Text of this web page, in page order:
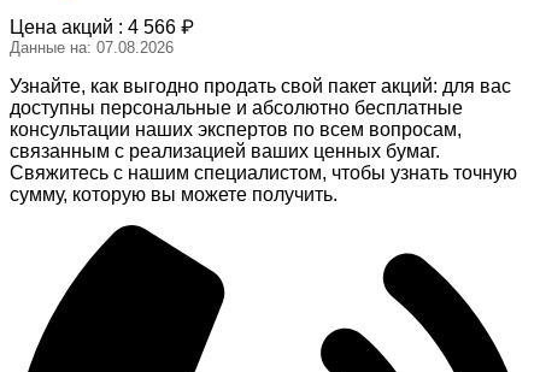
Цена акций : 4 566 ₽
Данные на: 07.08.2026
Узнайте, как выгодно продать свой пакет акций: для вас
доступны персональные и абсолютно бесплатные
консультации наших экспертов по всем вопросам,
связанным с реализацией ваших ценных бумаг.
Свяжитесь с нашим специалистом, чтобы узнать точную
сумму, которую вы можете получить.